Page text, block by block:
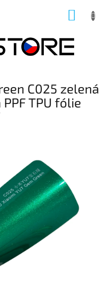
C025 zelená
TPU fólie